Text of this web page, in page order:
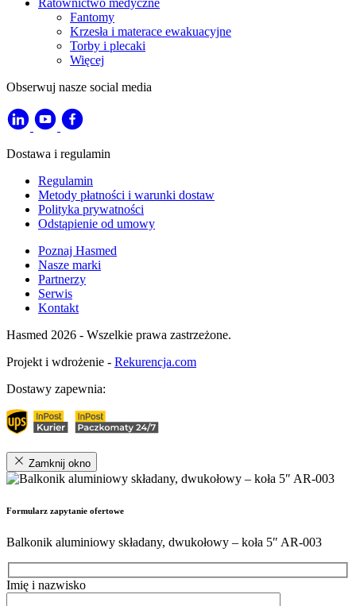
Ratownictwo medyczne
Fantomy
Krzesła i materace ewakuacyjne
Torby i plecaki
Więcej
Obserwuj nasze social media
Dostawa i regulamin
Regulamin
Metody płatności i warunki dostaw
Polityka prywatności
Odstąpienie od umowy
Poznaj Hasmed
Nasze marki
Partnerzy
Serwis
Kontakt
Hasmed 2026 - Wszelkie prawa zastrzeżone.
Projekt i wdrożenie - Rekurencja.com
Dostawy zapewnia:
Zamknij okno
Formularz zapytanie ofertowe
Balkonik aluminiowy składany, dwukołowy – koła 5″ AR-003
Imię i nazwisko